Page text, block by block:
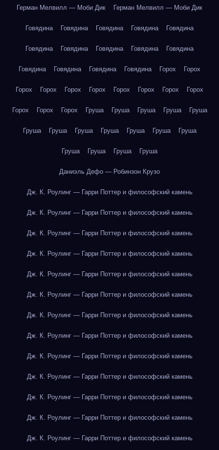
Герман Мелвилл — Моби Дик Герман Мелвилл — Моби Дик
Говядина Говядина Говядина Говядина Говядина
Говядина Говядина Говядина Говядина Говядина
Говядина Говядина Говядина Говядина Горох Горох
Горох Горох Горох Горох Горох Горох Горох Горох
Горох Горох Горох Груша Груша Груша Груша Груша
Груша Груша Груша Груша Груша Груша Груша
Груша Груша Груша Груша
Даниэль Дефо — Робинзон Крузо
Дж. К. Роулинг — Гарри Поттер и философский камень
Дж. К. Роулинг — Гарри Поттер и философский камень
Дж. К. Роулинг — Гарри Поттер и философский камень
Дж. К. Роулинг — Гарри Поттер и философский камень
Дж. К. Роулинг — Гарри Поттер и философский камень
Дж. К. Роулинг — Гарри Поттер и философский камень
Дж. К. Роулинг — Гарри Поттер и философский камень
Дж. К. Роулинг — Гарри Поттер и философский камень
Дж. К. Роулинг — Гарри Поттер и философский камень
Дж. К. Роулинг — Гарри Поттер и философский камень
Дж. К. Роулинг — Гарри Поттер и философский камень
Дж. К. Роулинг — Гарри Поттер и философский камень
Дж. К. Роулинг — Гарри Поттер и философский камень